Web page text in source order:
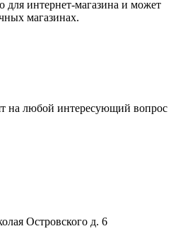
для интернет-магазина и может
магазинах.
на любой интересующий вопрос
Островского д. 6